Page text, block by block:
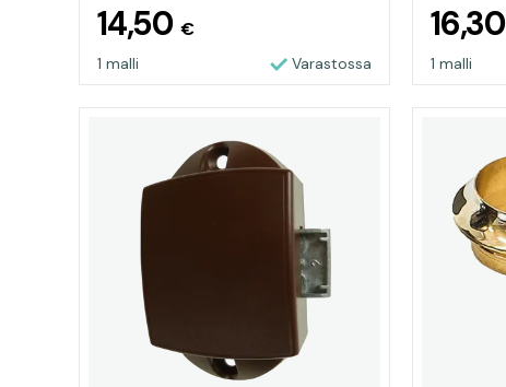
14,50 €
1 malli Varastossa
16,30
1 malli